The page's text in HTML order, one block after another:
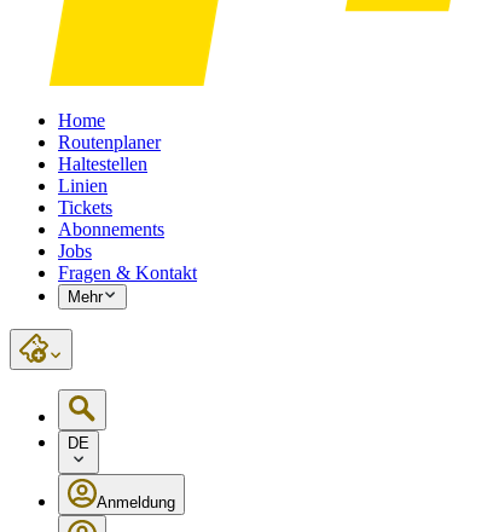
Home
Routenplaner
Haltestellen
Linien
Tickets
Abonnements
Jobs
Fragen & Kontakt
Mehr
DE
Anmeldung